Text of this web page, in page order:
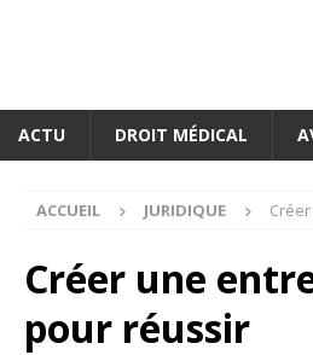
ACTU DROIT MÉDICAL
ACCUEIL JURIDIQUE
Créer une
pour réussir